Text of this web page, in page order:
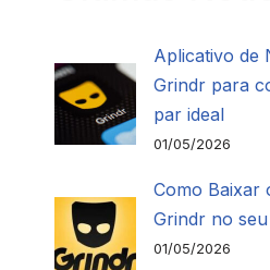
Aplicativo de
Grindr para
par ideal
01/05/2026
Como Baixar
Grindr no
01/05/2026